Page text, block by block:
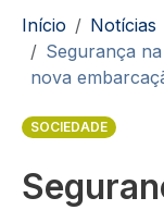
Início Notícias
Segurança
nova
SOCIEDADE